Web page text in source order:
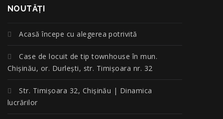
NOUTĂŢI
Acasă începe cu alegerea potrivită
Case de locuit de tip townhouse în mun.
Chișinău, or. Durlești, str. Timișoara nr. 32
Str. Timișoara 32, Chișinău | Dinamica
lucrărilor